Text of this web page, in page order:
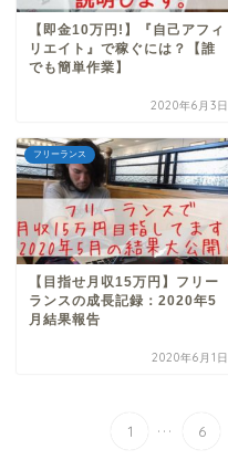
【即金10万円!】『自己アフィ
リエイト』で稼ぐには？【誰
でも簡単作業】
2020年6月3日
フリーランス
【目指せ月収15万円】フリー
ランスの成長記録：2020年5
月結果報告
2020年6月1日
1 ... 6